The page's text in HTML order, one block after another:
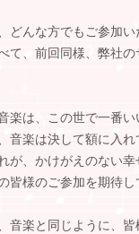
どんな方でもご参加
て、前回同様、弊社
楽は、この世で一番
音楽は決して額に入
が、かけがえのない
皆様のご参加を期待
音楽と同じように、